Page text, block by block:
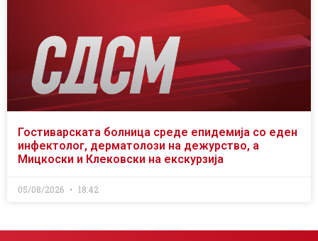
Гостиварската болница среде епидемија со еден
инфектолог, дерматолози на дежурство, а
Мицкоски и Клековски на екскурзија
05/08/2026 18:42